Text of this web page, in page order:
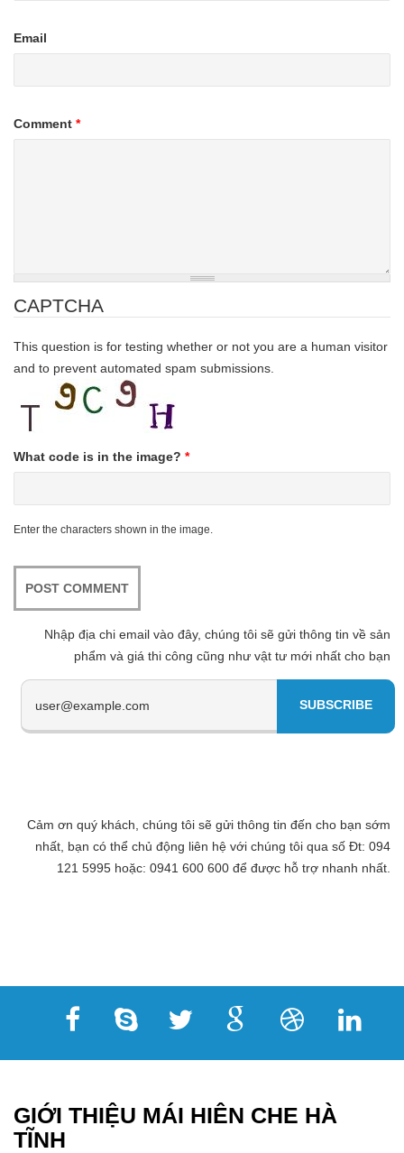
Email
Comment *
CAPTCHA
This question is for testing whether or not you are a human visitor
and to prevent automated spam submissions.
What code is in the image? *
Enter the characters shown in the image.
Nhập địa chi email vào đây, chúng tôi sẽ gửi thông tin về sản
phẩm và giá thi công cũng như vật tư mới nhất cho bạn
Cảm ơn quý khách, chúng tôi sẽ gửi thông tin đến cho bạn sớm
nhất, bạn có thể chủ động liên hệ với chúng tôi qua số Đt: 094
121 5995 hoặc: 0941 600 600 để được hỗ trợ nhanh nhất.
GIỚI THIỆU MÁI HIÊN CHE HÀ
TĨNH